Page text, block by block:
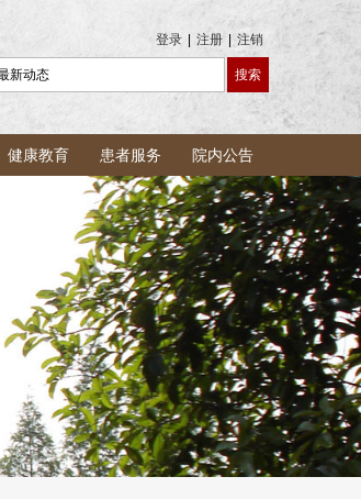
登录 注册 注销
健康教育 患者服务 院内公告